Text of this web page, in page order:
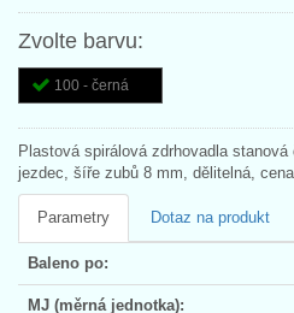
Zvolte barvu:
100 - černá
Plastová spirálová zdrhovadla
jezdec, šíře zubů 8 mm, dělitelná,
Parametry Dotaz na produkt
Baleno po:
MJ (měrná jednotka):